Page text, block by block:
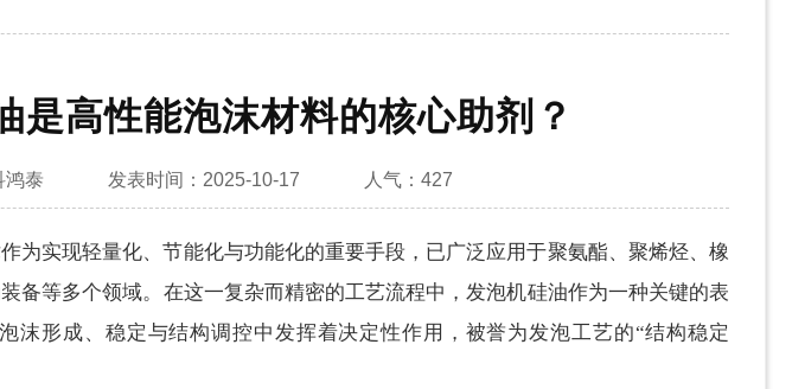
是高性能泡沫材料的核心助剂？
鸿泰 发表时间：2025-10-17 人气： 427
为实现轻量化、节能化与功能化的重要手段，已广泛应用于聚氨酯、聚烯烃、橡
备等多个领域。在这一复杂而精密的工艺流程中，发泡机硅油作为一种关键的表
沫形成、稳定与结构调控中发挥着决定性作用，被誉为发泡工艺的“结构稳定